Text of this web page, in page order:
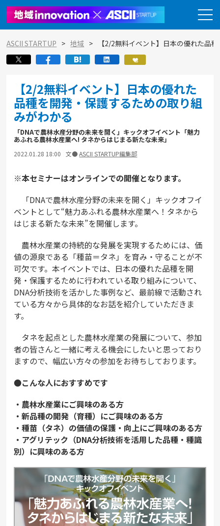
ASCII STARTUP 地域 【2/2無料イベント】日本の優れた品
【2/2無料イベント】日本の優れた
品種を開発・保護するための取り組
みがわかる
「DNAで農林水産分野の未来を開く」キックオフイベント「魅力
あふれる農林水産業へ! タネからはじまる新たな未来」
2022.01.28 18:00 文●ASCII STARTUP編集部
※本セミナーはオンラインでの開催となります。
「DNAで農林水産分野の未来を開く」キックオフイ
ベントとして“魅力あふれる農林水産業へ！タネから
はじまる新たな未来”を開催します。
農林水産業の持続的な発展を実現するためには、価
値の源泉である「種苗＝タネ」を育み・守ることが不
可欠です。本イベントでは、日本の優れた品種を開
発・保護するために行われている取り組みについて、
DNA分析技術を活かした事例など、最前線で活動され
ている方々から具体的なお話を紹介していただきま
す。
タネを起点とした農林水産業の発展について、参加
者の皆さんと一緒に考える機会にしたいと思っており
ますので、幅広い方々の参加をお待ちしております。
●こんな人におすすめです
・農林水産業にご興味のある方
・新品種の開発（育種）にご興味のある方
・種苗（タネ）の価値の保護・向上にご興味のある方
・アグリテック（DNA分析技術を活用した品種・種識
別）に興味のある方